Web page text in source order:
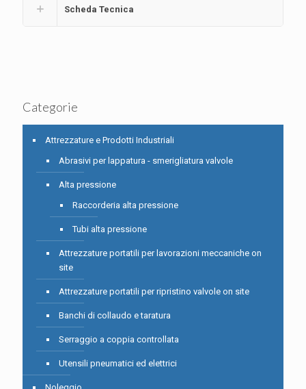
Scheda Tecnica
Categorie
Attrezzature e Prodotti Industriali
Abrasivi per lappatura - smerigliatura valvole
Alta pressione
Raccorderia alta pressione
Tubi alta pressione
Attrezzature portatili per lavorazioni meccaniche on
site
Attrezzature portatili per ripristino valvole on site
Banchi di collaudo e taratura
Serraggio a coppia controllata
Utensili pneumatici ed elettrici